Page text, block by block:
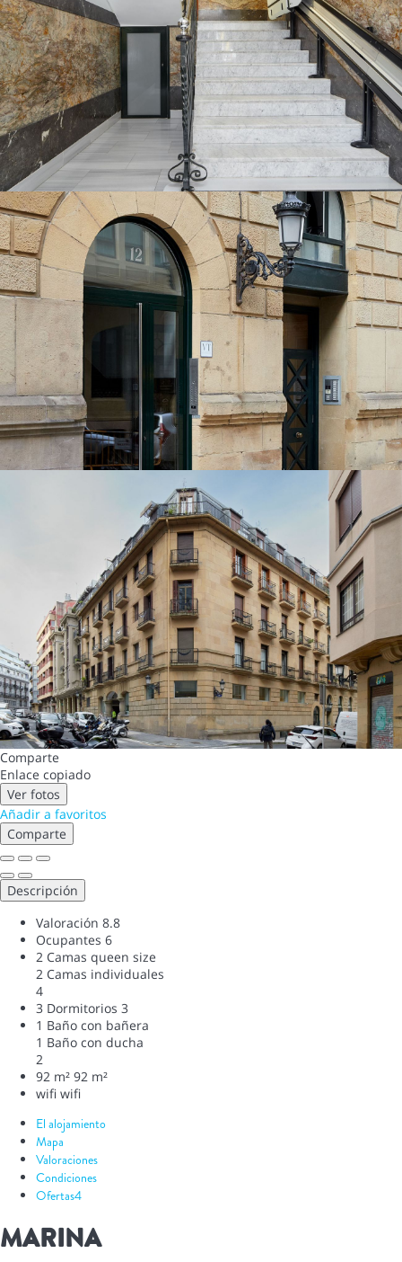
Comparte
Enlace copiado
Ver fotos
Añadir a favoritos
Comparte
Descripción
Valoración 8.8
Ocupantes 6
2 Camas queen size
2 Camas individuales
4
3 Dormitorios 3
1 Baño con bañera
1 Baño con ducha
2
92 m² 92 m²
wifi wifi
El alojamiento
Mapa
Valoraciones
Condiciones
Ofertas4
MARINA